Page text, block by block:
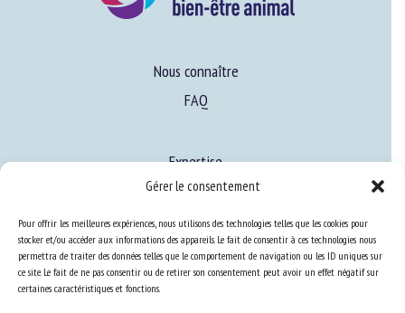
Gérer le consentement
Pour offrir les meilleures expériences, nous utilisons des technologies telles que les cookies pour
stocker et/ou accéder aux informations des appareils. Le fait de consentir à ces technologies nous
permettra de traiter des données telles que le comportement de navigation ou les ID uniques sur
ce site. Le fait de ne pas consentir ou de retirer son consentement peut avoir un effet négatif sur
certaines caractéristiques et fonctions.
Nous connaître
FAQ
Expertise
S’informer sur le BEA
Se former au BEA